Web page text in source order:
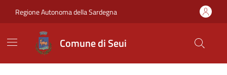
Regione Autonoma della Sardegna
Comune di Seui